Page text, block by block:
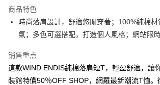
Apple Pay
街口支付
悠遊付
Google Pay
商品特色
時尚落肩設計，舒適悠閒穿著；100%純棉
氣；多色可選搭配，打造個人風格；網站限
销售重点
這款WIND ENDIS純棉落肩短T，輕盈舒適，讓
裝館特價50％OFF SHOP，網羅最新潮流T恤。